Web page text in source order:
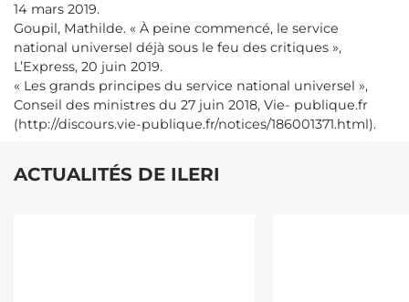
14 mars 2019.
Goupil, Mathilde. « À peine commencé, le service
national universel déjà sous le feu des critiques »,
L’Express, 20 juin 2019.
« Les grands principes du service national universel »,
Conseil des ministres du 27 juin 2018, Vie- publique.fr
(http://discours.vie-publique.fr/notices/186001371.html).
ACTUALITÉS DE ILERI